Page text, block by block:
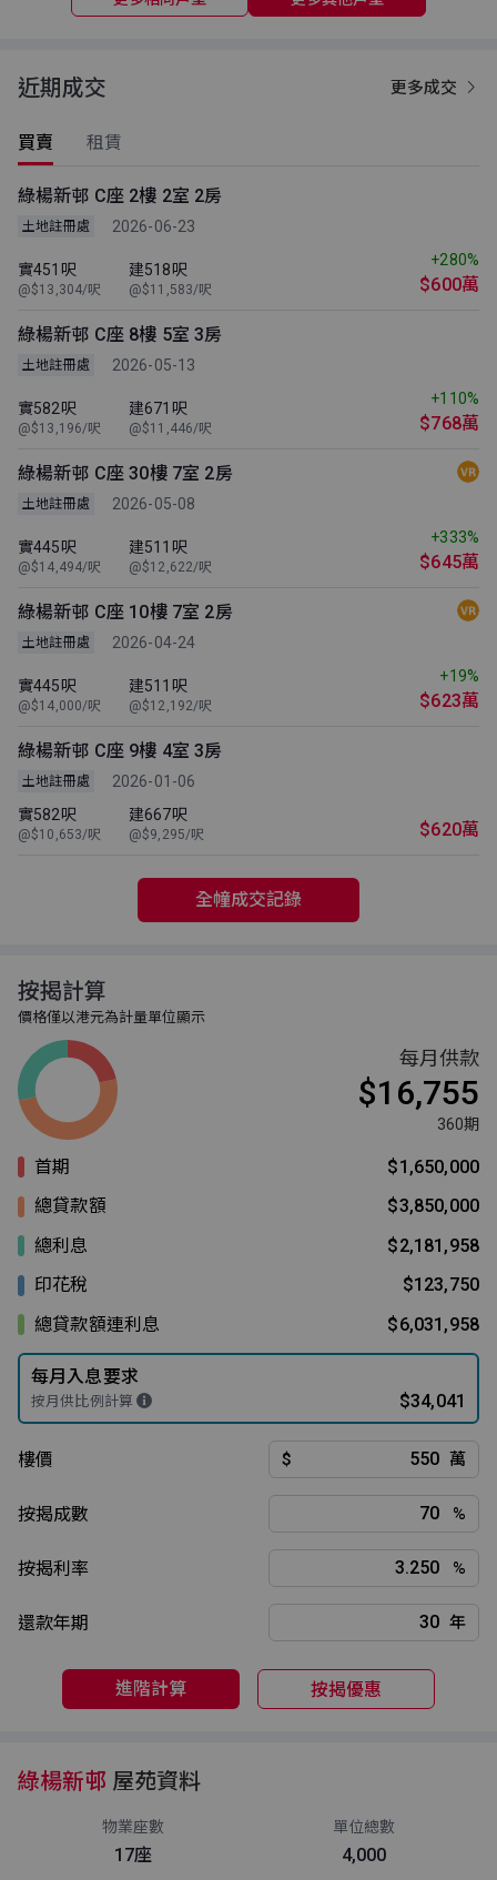
近期成交 更多成交
買賣 租賃
綠楊新邨 C座 2樓 2室 2房
土地註冊處 2026-06-23
實451呎
@$13,304/呎
建518呎
@$11,583/呎
+280%
$600萬
綠楊新邨 C座 8樓 5室 3房
土地註冊處 2026-05-13
實582呎
@$13,196/呎
建671呎
@$11,446/呎
+110%
$768萬
綠楊新邨 C座 30樓 7室 2房
土地註冊處 2026-05-08
實445呎
@$14,494/呎
建511呎
@$12,622/呎
+333%
$645萬
綠楊新邨 C座 10樓 7室 2房
土地註冊處 2026-04-24
實445呎
@$14,000/呎
建511呎
@$12,192/呎
+19%
$623萬
綠楊新邨 C座 9樓 4室 3房
土地註冊處
2026-01-06
實582呎
@$10,653/呎
建667呎
@$9,295/呎 $620萬
全幢成交記錄
按揭計算
價格僅以港元為計量單位顯示
每月供款
$16,755
360期
首期
$1,650,000
總貸款額
$3,850,000
總利息
$2,181,958
印花稅
$123,750
總貸款額連利息
$6,031,958
每月入息要求
按月供比例計算 $34,041
樓價 $ 萬
按揭成數 %
按揭利率 %
還款年期 年
進階計算 按揭優惠
綠楊新邨 屋苑資料
物業座數
17座
單位總數
4,000